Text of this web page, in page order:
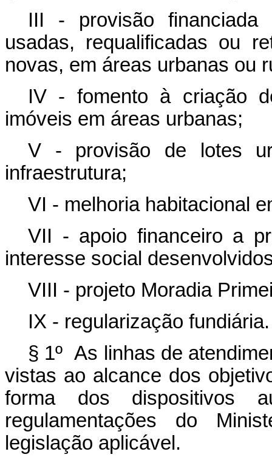
III - provisão financiada
usadas, requalificadas ou
novas, em áreas urbanas ou
IV - fomento à criação
imóveis em áreas urbanas;
V - provisão de lotes
infraestrutura;
VI - melhoria habitacional
VII - apoio financeiro a
interesse social
VIII - projeto Moradia
IX - regularização fundiária.
§ 1º As linhas de
vistas ao alcance dos
forma dos dispositivos
regulamentações do
legislação aplicável.